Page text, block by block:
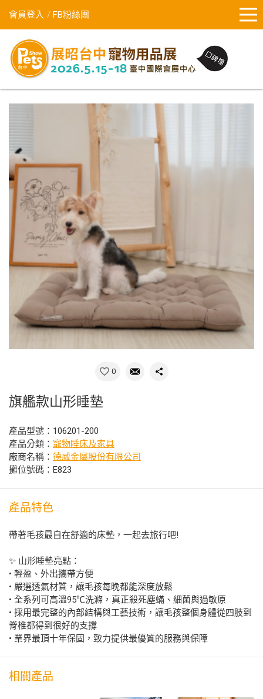
會員登入 FB粉絲團
0
旗艦款山形睡墊
產品型號：106201-200
產品分類： 寵物睡床及家具
廠商名稱： 德威金屬股份有限公司
攤位號碼：E823
產品特色
帶著毛孩最自在舒適的床墊，一起去旅行吧!
✨ 山形睡墊亮點：
• 輕盈、外出攜帶方便
• 嚴選透氣材質，讓毛孩每晚都能深度放鬆
• 全系列可高溫95℃洗滌，真正殺死塵蟎、細菌與過敏原
• 採用最完整的內部結構與工藝技術，讓毛孩整個身體從四肢到
脊椎都得到很好的支撐
• 業界最頂十年保固，致力提供最優質的服務與保障
相關產品